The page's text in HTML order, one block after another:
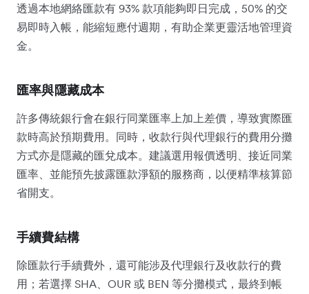
透過本地網絡匯款有 93% 款項能夠即日完成，50% 的交
易即時入帳，能縮短應付週期，有助企業更靈活地管理資
金。
匯率與隱藏成本
許多傳統銀行會在銀行同業匯率上加上差價，導致實際匯
款時高於預期費用。同時，收款行與代理銀行的費用分攤
方式亦是隱藏的匯兌成本。建議選用報價透明、接近同業
匯率、並能預先披露匯款淨額的服務商，以便精準核算節
省開支。
手續費結構
除匯款行手續費外，還可能涉及代理銀行及收款行的費
用；若選擇 SHA、OUR 或 BEN 等分攤模式，最終到帳